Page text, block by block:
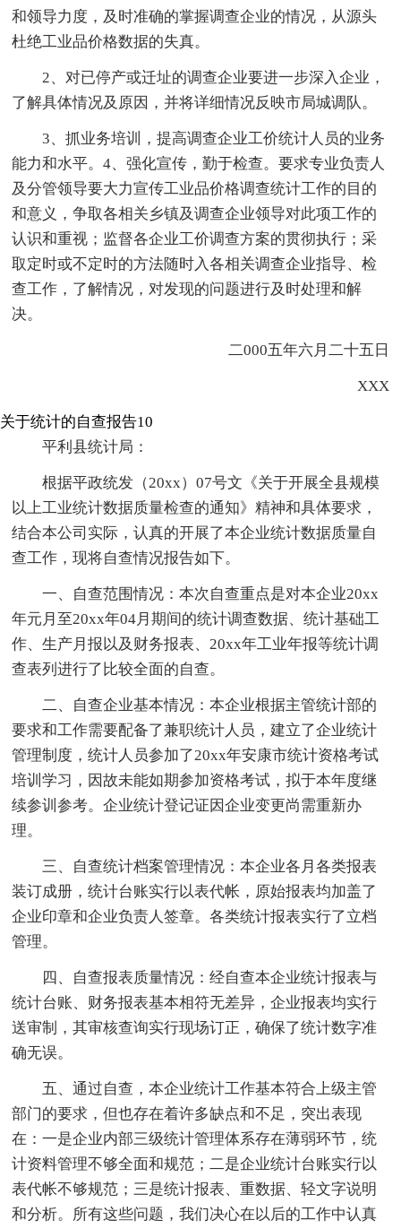
和领导力度，及时准确的掌握调查企业的情况，从源头
杜绝工业品价格数据的失真。
2、对已停产或迁址的调查企业要进一步深入企业，
了解具体情况及原因，并将详细情况反映市局城调队。
3、抓业务培训，提高调查企业工价统计人员的业务
能力和水平。4、强化宣传，勤于检查。要求专业负责人
及分管领导要大力宣传工业品价格调查统计工作的目的
和意义，争取各相关乡镇及调查企业领导对此项工作的
认识和重视；监督各企业工价调查方案的贯彻执行；采
取定时或不定时的方法随时入各相关调查企业指导、检
查工作，了解情况，对发现的问题进行及时处理和解
决。
二000五年六月二十五日
XXX
关于统计的自查报告10
平利县统计局：
根据平政统发（20xx）07号文《关于开展全县规模
以上工业统计数据质量检查的通知》精神和具体要求，
结合本公司实际，认真的开展了本企业统计数据质量自
查工作，现将自查情况报告如下。
一、自查范围情况：本次自查重点是对本企业20xx
年元月至20xx年04月期间的统计调查数据、统计基础工
作、生产月报以及财务报表、20xx年工业年报等统计调
查表列进行了比较全面的自查。
二、自查企业基本情况：本企业根据主管统计部的
要求和工作需要配备了兼职统计人员，建立了企业统计
管理制度，统计人员参加了20xx年安康市统计资格考试
培训学习，因故未能如期参加资格考试，拟于本年度继
续参训参考。企业统计登记证因企业变更尚需重新办
理。
三、自查统计档案管理情况：本企业各月各类报表
装订成册，统计台账实行以表代帐，原始报表均加盖了
企业印章和企业负责人签章。各类统计报表实行了立档
管理。
四、自查报表质量情况：经自查本企业统计报表与
统计台账、财务报表基本相符无差异，企业报表均实行
送审制，其审核查询实行现场订正，确保了统计数字准
确无误。
五、通过自查，本企业统计工作基本符合上级主管
部门的要求，但也存在着许多缺点和不足，突出表现
在：一是企业内部三级统计管理体系存在薄弱环节，统
计资料管理不够全面和规范；二是企业统计台账实行以
表代帐不够规范；三是统计报表、重数据、轻文字说明
和分析。所有这些问题，我们决心在以后的工作中认真